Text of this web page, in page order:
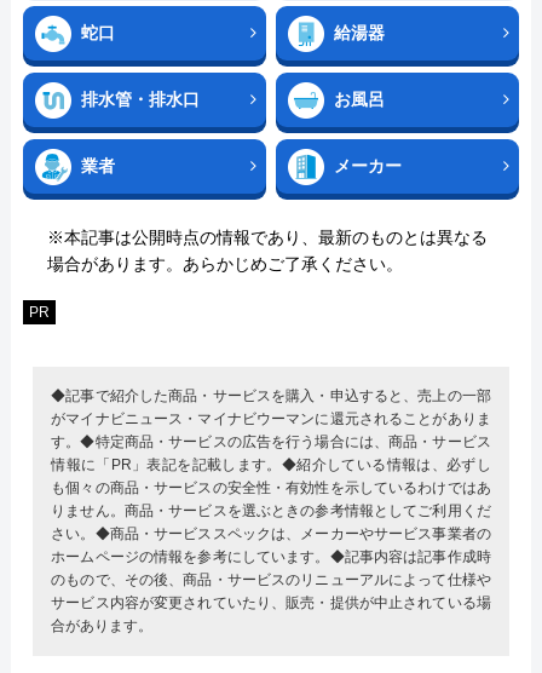
蛇口 給湯器
排水管・排水口 お風呂
業者 メーカー
※本記事は公開時点の情報であり、最新のものとは異なる
場合があります。あらかじめご了承ください。
PR
◆記事で紹介した商品・サービスを購入・申込すると、売上の一部
がマイナビニュース・マイナビウーマンに還元されることがありま
す。◆特定商品・サービスの広告を行う場合には、商品・サービス
情報に「PR」表記を記載します。◆紹介している情報は、必ずし
も個々の商品・サービスの安全性・有効性を示しているわけではあ
りません。商品・サービスを選ぶときの参考情報としてご利用くだ
さい。◆商品・サービススペックは、メーカーやサービス事業者の
ホームページの情報を参考にしています。◆記事内容は記事作成時
のもので、その後、商品・サービスのリニューアルによって仕様や
サービス内容が変更されていたり、販売・提供が中止されている場
合があります。